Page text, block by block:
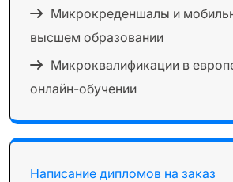
Микрокреденшалы и
высшем образовании
Микроквалификации в
онлайн-обучении
Написание дипломов на заказ